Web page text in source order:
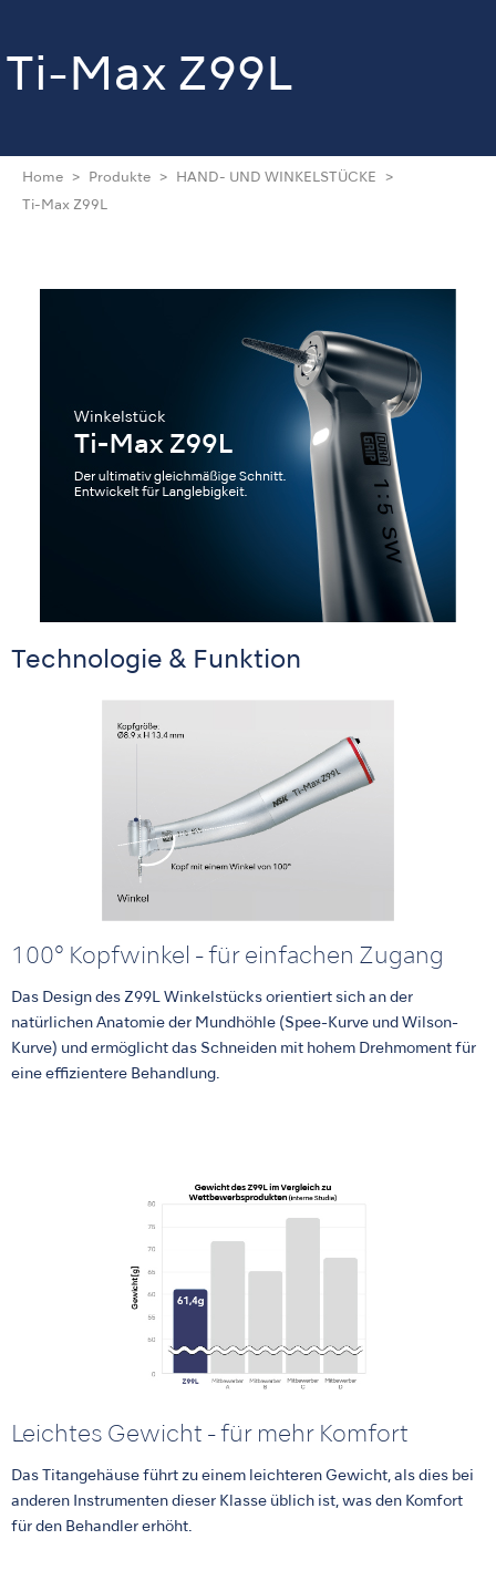
Ti-Max Z99L
Home Produkte HAND- UND WINKELSTÜCKE
Ti-Max Z99L
Technologie & Funktion
100° Kopfwinkel - für einfachen Zugang
Das Design des Z99L Winkelstücks orientiert sich an der
natürlichen Anatomie der Mundhöhle (Spee-Kurve und Wilson-
Kurve) und ermöglicht das Schneiden mit hohem Drehmoment für
eine effizientere Behandlung.
Leichtes Gewicht - für mehr Komfort
Das Titangehäuse führt zu einem leichteren Gewicht, als dies bei
anderen Instrumenten dieser Klasse üblich ist, was den Komfort
für den Behandler erhöht.